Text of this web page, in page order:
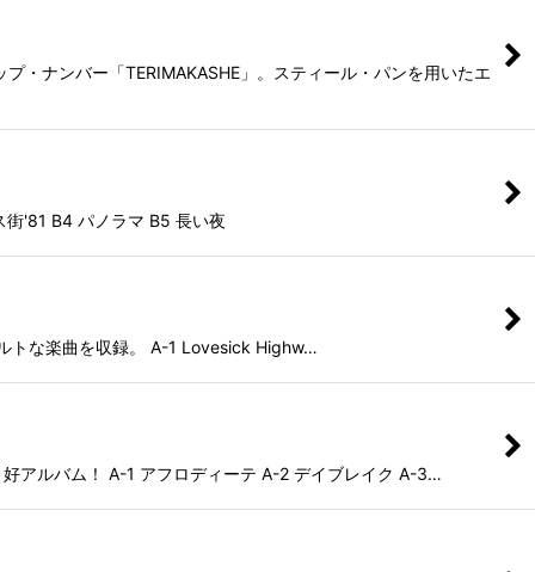
・ナンバー「TERIMAKASHE」。スティール・パンを用いたエ
街'81 B4 パノラマ B5 長い夜
トな楽曲を収録。 A-1 Lovesick Highw…
好アルバム！ A-1 アフロディーテ A-2 デイブレイク A-3…